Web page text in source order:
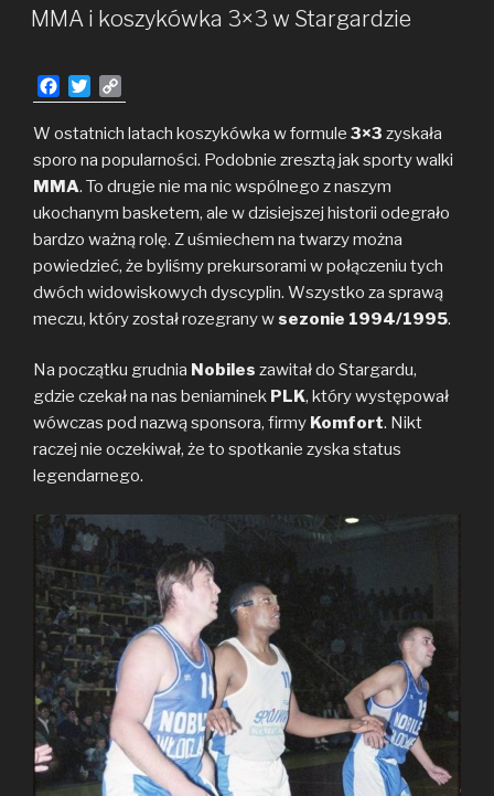
Kowalczyka
W
MMA i koszykówka 3×3 w Stargardzie
a
c
o
o
k
w
i
e
r
o
p
L
i
n
k
W ostatnich latach koszykówka w formule 3×3 zyskała
sporo na popularności. Podobnie zresztą jak sporty walki
MMA. To drugie nie ma nic wspólnego z naszym
ukochanym basketem, ale w dzisiejszej historii odegrało
bardzo ważną rolę. Z uśmiechem na twarzy można
powiedzieć, że byliśmy prekursorami w połączeniu tych
dwóch widowiskowych dyscyplin. Wszystko za sprawą
meczu, który został rozegrany wsezonie 1994/1995.
Na początku grudnia Nobiles zawitał do Stargardu,
gdzie czekał na nas beniaminek PLK, który występował
wówczas pod nazwą sponsora, firmy Komfort. Nikt
raczej nie oczekiwał, że to spotkanie zyska status
legendarnego.